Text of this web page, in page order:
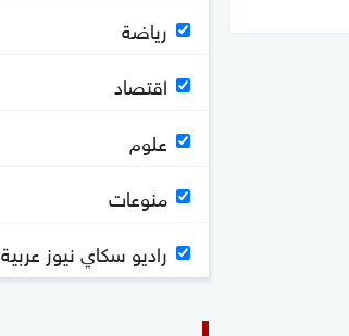
رياضة
اقتصاد
علوم
منوعات
راديو سكاي نيوز عربية